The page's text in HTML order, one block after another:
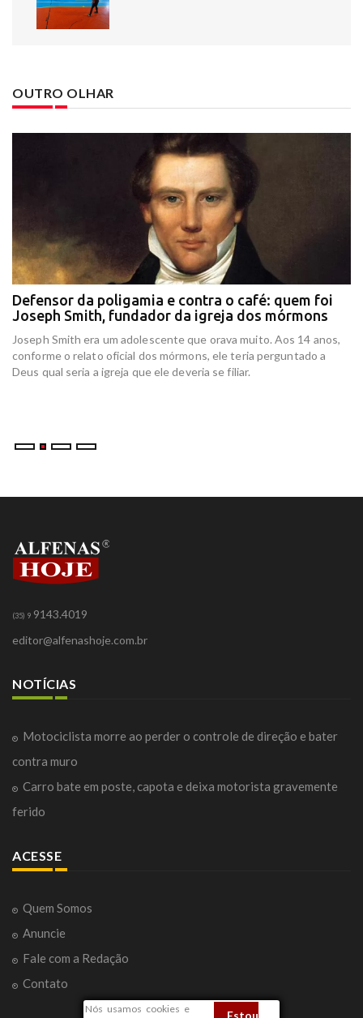
OUTRO OLHAR
Defensor da poligamia e contra o café: quem foi
Joseph Smith, fundador da igreja dos mórmons
Joseph Smith era um adolescente que orava muito. Aos 14 anos,
conforme o relato oficial dos mórmons, ele teria perguntado a
Deus qual seria a igreja que ele deveria se filiar.
Nós usamos cookies e
Estou
(35) 9 9143.4019
editor@alfenashoje.com.br
NOTÍCIAS
Motociclista morre ao perder o controle de direção e bater
contra muro
Carro bate em poste, capota e deixa motorista gravemente
ferido
ACESSE
Quem Somos
Anuncie
Fale com a Redação
Contato